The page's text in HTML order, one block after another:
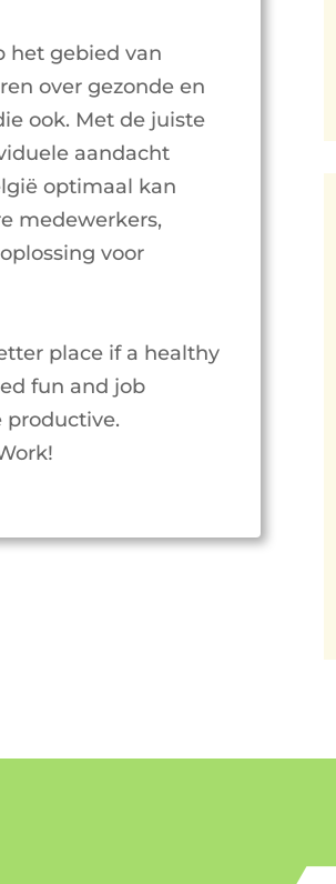
het gebied van
over gezonde en
ook. Met de juiste
aandacht
optimaal kan
medewerkers,
voor
place if a healthy
fun and job
productive.